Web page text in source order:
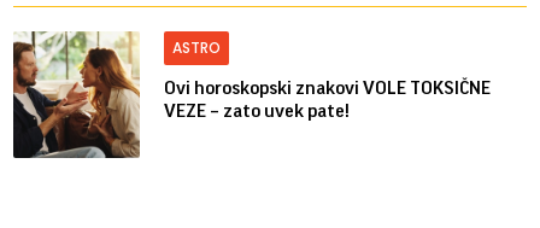
ASTRO
Ovi horoskopski znakovi VOLE TOKSIČNE
VEZE – zato uvek pate!